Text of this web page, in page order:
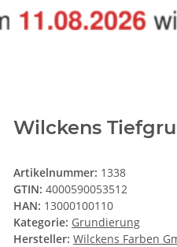
Wilckens
Artikelnummer: 1338
GTIN: 4000590053512
HAN: 13000100110
Kategorie: Grundierung
Hersteller: Wilckens Farben